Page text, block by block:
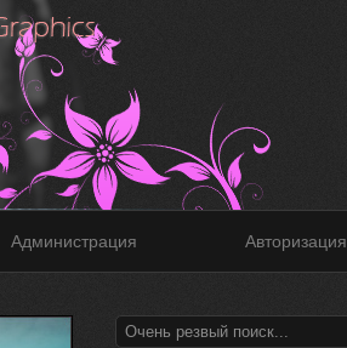
Администрация Авторизация